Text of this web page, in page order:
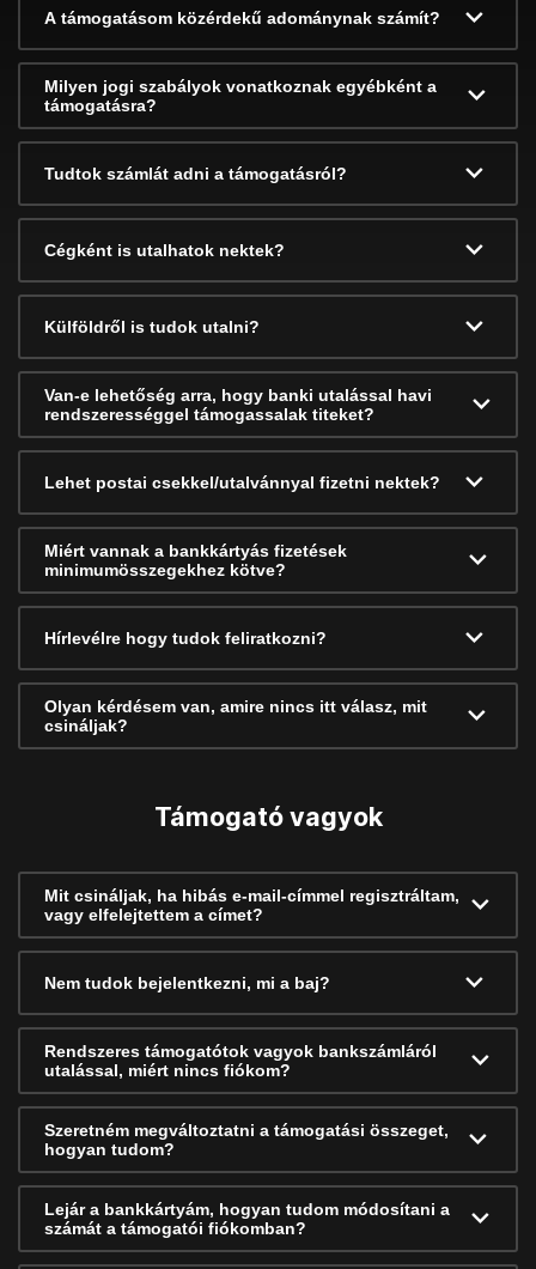
A támogatásom közérdekű adománynak számít?
Milyen jogi szabályok vonatkoznak egyébként a
támogatásra?
Tudtok számlát adni a támogatásról?
Cégként is utalhatok nektek?
Külföldről is tudok utalni?
Van-e lehetőség arra, hogy banki utalással havi
rendszerességgel támogassalak titeket?
Lehet postai csekkel/utalvánnyal fizetni nektek?
Miért vannak a bankkártyás fizetések
minimumösszegekhez kötve?
Hírlevélre hogy tudok feliratkozni?
Olyan kérdésem van, amire nincs itt válasz, mit
csináljak?
Támogató vagyok
Mit csináljak, ha hibás e-mail-címmel regisztráltam,
vagy elfelejtettem a címet?
Nem tudok bejelentkezni, mi a baj?
Rendszeres támogatótok vagyok bankszámláról
utalással, miért nincs fiókom?
Szeretném megváltoztatni a támogatási összeget,
hogyan tudom?
Lejár a bankkártyám, hogyan tudom módosítani a
számát a támogatói fiókomban?